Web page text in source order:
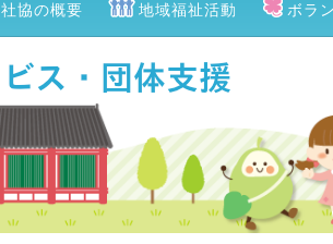
社協の概要 地域福祉活動 ボラ